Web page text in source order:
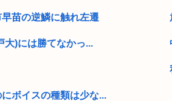
苗の逆鱗に触れ左遷
)には勝てなかっ...
ボイスの種類は少な...